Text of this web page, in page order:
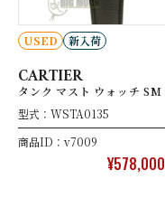
USED 新入荷
CARTIER
タンク マスト ウォッチ SM
型式：WSTA0135
商品ID：v7009
¥578,000